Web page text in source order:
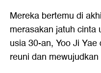
Mereka bertemu di
merasakan jatuh cinta
usia 30-an, Yoo Ji
reuni dan